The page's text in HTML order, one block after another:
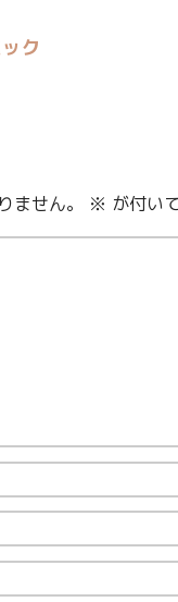
ク
ません。 ※ が付い